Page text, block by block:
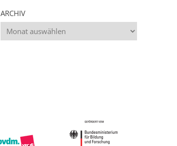
ARCHIV
Archiv